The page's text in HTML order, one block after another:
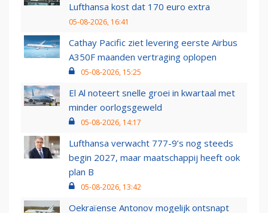
Lufthansa kost dat 170 euro extra
05-08-2026, 16:41
Cathay Pacific ziet levering eerste Airbus
A350F maanden vertraging oplopen
05-08-2026, 15:25
El Al noteert snelle groei in kwartaal met
minder oorlogsgeweld
05-08-2026, 14:17
Lufthansa verwacht 777-9’s nog steeds
begin 2027, maar maatschappij heeft ook
plan B
05-08-2026, 13:42
Oekraïense Antonov mogelijk ontsnapt